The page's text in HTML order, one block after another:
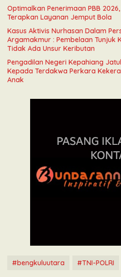
Optimalkan Penerimaan PBB
Terapkan Layanan Jemput Bola
Kasus Aktivis Nurhasan Dalam
Argamakmur : Pembelaan Tunjuk
Tidak Ada Unsur Keributan
Pengadilan Negeri Kepahiang
Kepada Terdakwa Perkara
Anak
#bengkuluutara #TNI-POLRI